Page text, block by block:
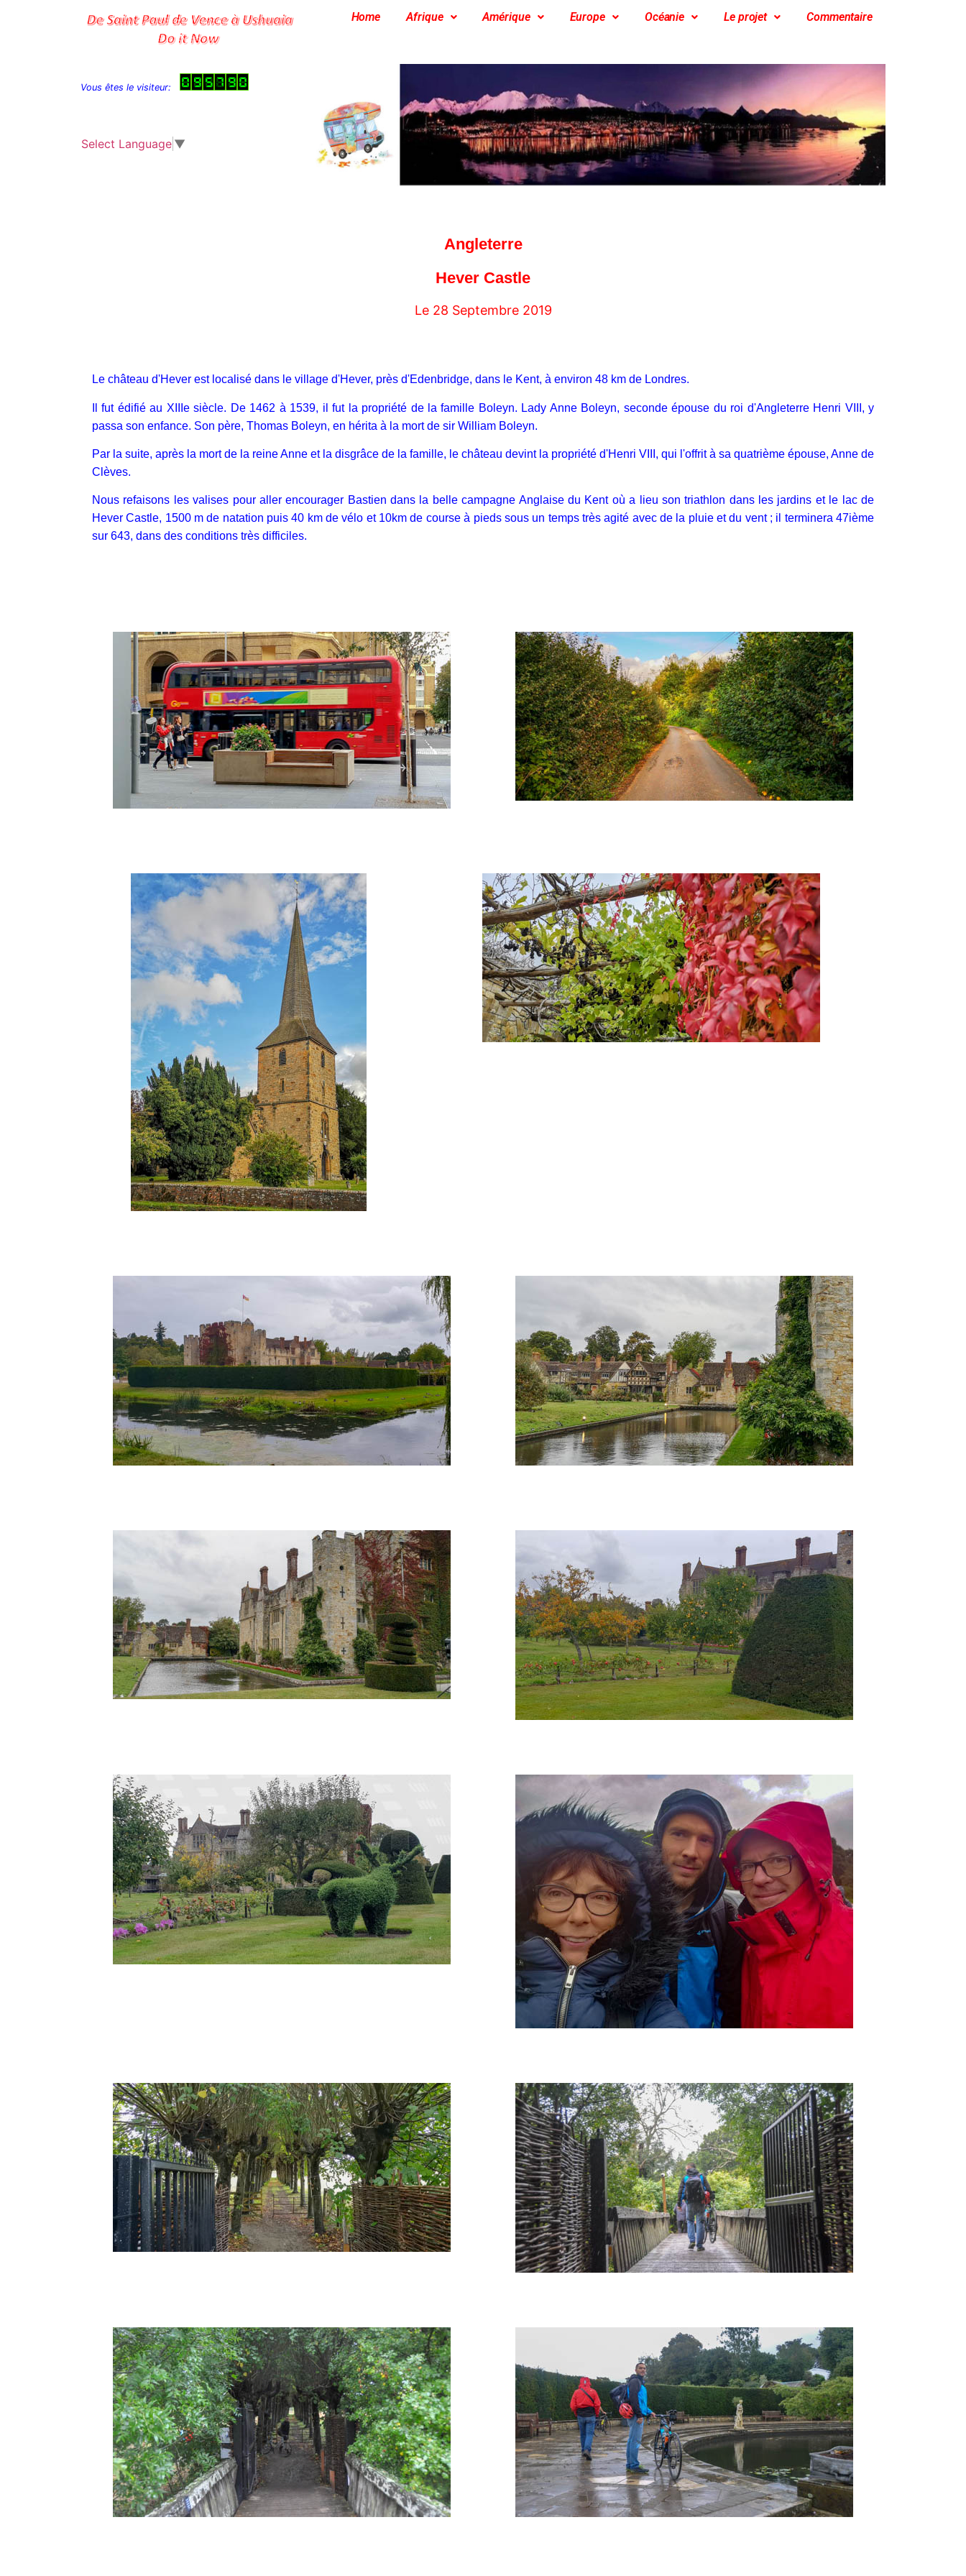
Home Afrique Amérique Europe Océanie Le projet Commentaire
Vous êtes le visiteur:
Select Language ▼
Angleterre
Hever Castle
Le 28 Septembre 2019
Le château d'Hever est localisé dans le village d'Hever, près d'Edenbridge, dans le Kent, à environ 48 km de Londres.
Il fut édifié au XIIIe siècle. De 1462 à 1539, il fut la propriété de la famille Boleyn. Lady Anne Boleyn, seconde épouse du roi d'Angleterre Henri VIII, y
passa son enfance. Son père, Thomas Boleyn, en hérita à la mort de sir William Boleyn.
Par la suite, après la mort de la reine Anne et la disgrâce de la famille, le château devint la propriété d'Henri VIII, qui l'offrit à sa quatrième épouse, Anne de
Clèves.
Nous refaisons les valises pour aller encourager Bastien dans la belle campagne Anglaise du Kent où a lieu son triathlon dans les jardins et le lac de
Hever Castle, 1500 m de natation puis 40 km de vélo et 10km de course à pieds sous un temps très agité avec de la pluie et du vent ; il terminera 47ième
sur 643, dans des conditions très difficiles.